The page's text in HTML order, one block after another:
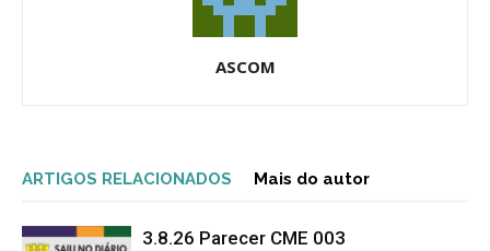
ASCOM
ARTIGOS RELACIONADOS Mais do autor
3.8.26 Parecer CME 003